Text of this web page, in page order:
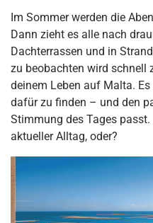
Im Sommer werden die
Dann zieht es alle nach
Dachterrassen und in
zu beobachten wird schnell
deinem Leben auf Malta.
dafür zu finden – und den
Stimmung des Tages
aktueller Alltag, oder?